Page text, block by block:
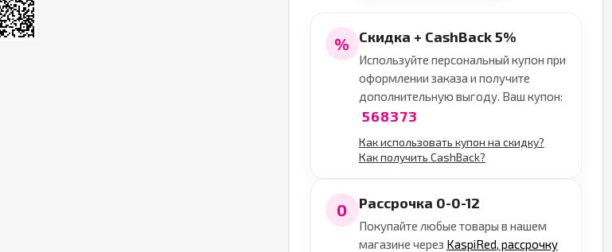
% Скидка + CashBack 5%
Используйте персональный купон при
оформлении заказа и получите
дополнительную выгоду. Ваш купон:
568373
Как использовать купон на скидку?
Как получить CashBack?
0 Рассрочка 0-0-12
Покупайте любые товары в нашем
магазине через KaspiRed, рассрочку